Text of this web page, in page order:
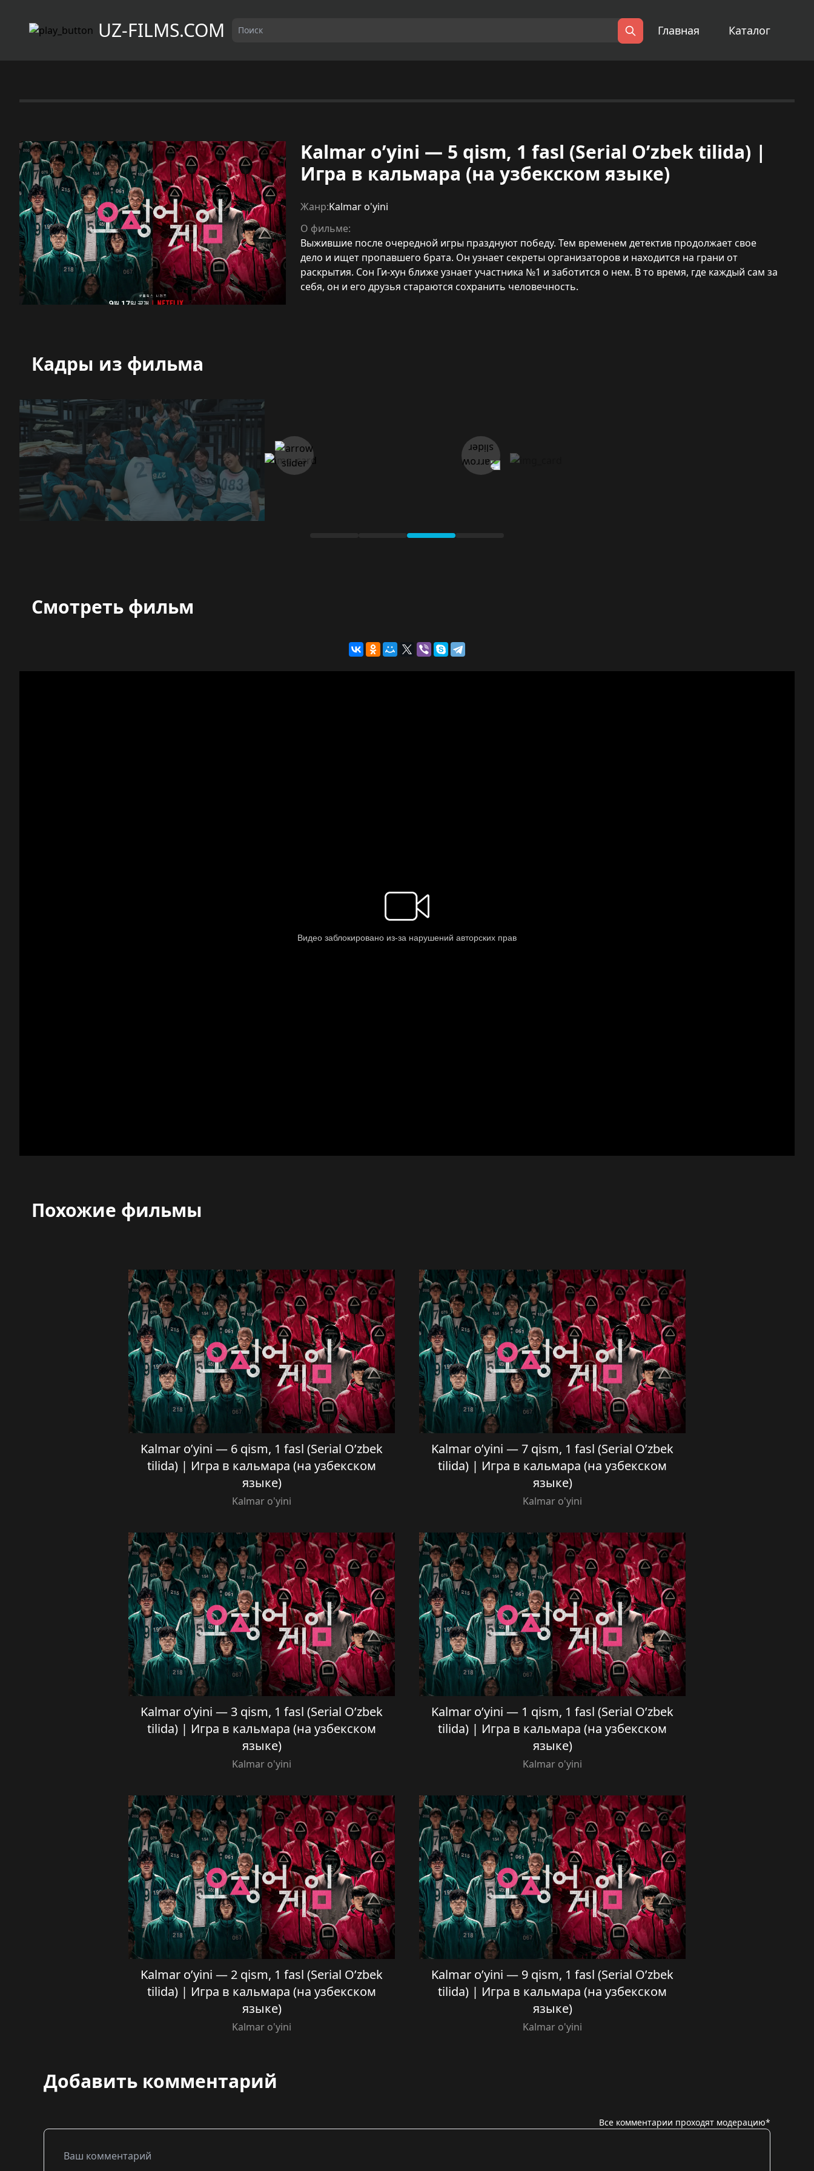
UZ-FILMS.COM Поиск
Главная Каталог
Kalmar o’yini — 5 qism, 1 fasl (Serial O’zbek tilida) |
Игра в кальмара (на узбекском языке)
Жанр:Kalmar o'yini
О фильме:
Выжившие после очередной игры празднуют победу. Тем временем детектив продолжает свое
дело и ищет пропавшего брата. Он узнает секреты организаторов и находится на грани от
раскрытия. Сон Ги-хун ближе узнает участника №1 и заботится о нем. В то время, где каждый сам за
себя, он и его друзья стараются сохранить человечность.
Кадры из фильма
Смотреть фильм
Похожие фильмы
Kalmar o’yini — 6 qism, 1 fasl (Serial O’zbek
tilida) | Игра в кальмара (на узбекском
языке)
Kalmar o'yini
Kalmar o’yini — 7 qism, 1 fasl (Serial O’zbek
tilida) | Игра в кальмара (на узбекском
языке)
Kalmar o'yini
Kalmar o’yini — 3 qism, 1 fasl (Serial O’zbek
tilida) | Игра в кальмара (на узбекском
языке)
Kalmar o'yini
Kalmar o’yini — 1 qism, 1 fasl (Serial O’zbek
tilida) | Игра в кальмара (на узбекском
языке)
Kalmar o'yini
Kalmar o’yini — 2 qism, 1 fasl (Serial O’zbek
tilida) | Игра в кальмара (на узбекском
языке)
Kalmar o'yini
Kalmar o’yini — 9 qism, 1 fasl (Serial O’zbek
tilida) | Игра в кальмара (на узбекском
языке)
Kalmar o'yini
Добавить комментарий
Все комментарии проходят модерацию*